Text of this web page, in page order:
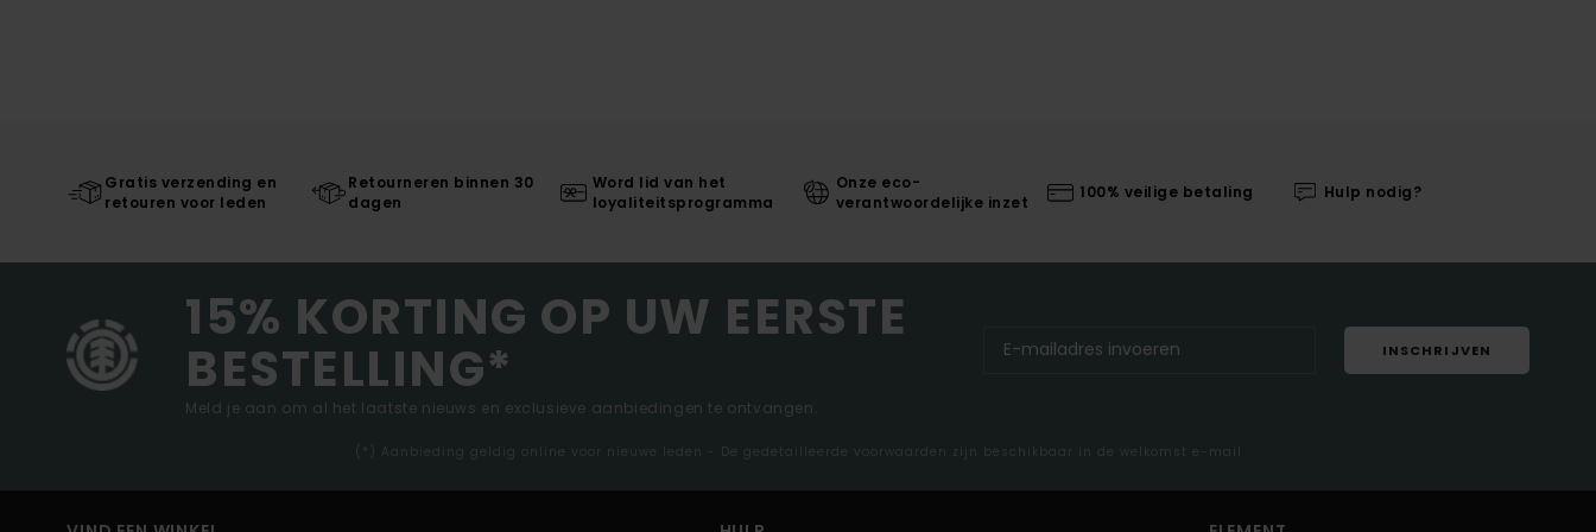
Gratis verzending en
retouren voor leden
Retourneren binnen 30
dagen
Word lid van het
loyaliteitsprogramma
Onze eco-
verantwoordelijke inzet
100% veilige betaling Hulp nodig?
15% KORTING OP UW EERSTE
BESTELLING*
Meld je aan om al het laatste nieuws en exclusieve aanbiedingen te ontvangen.
INSCHRIJVEN
(*) Aanbieding geldig online voor nieuwe leden - De gedetailleerde voorwaarden zijn beschikbaar in de welkomst e-mail